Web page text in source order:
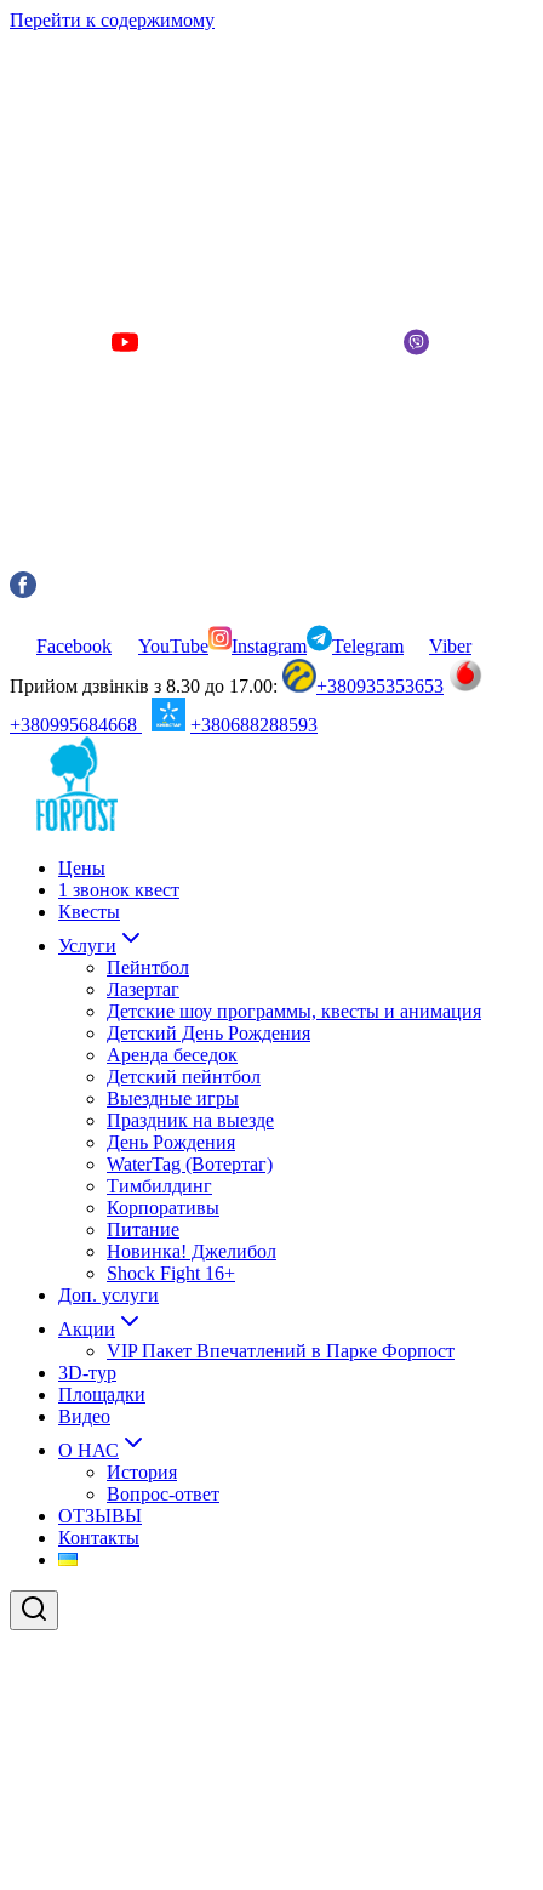
Перейти к содержимому
Facebook YouTube Instagram Telegram
Viber
Прийом дзвінків з 8.30 до 17.00:
+380935353653
+380995684668
+380688288593
Цены
1 звонок квест
Квесты
Услуги
Пейнтбол
Лазертаг
Детские шоу программы, квесты и анимация
Детский День Рождения
Аренда беседок
Детский пейнтбол
Выездные игры
Праздник на выезде
День Рождения
WaterTag (Вотертаг)
Тимбилдинг
Корпоративы
Питание
Новинка! Джелибол
Shock Fight 16+
Доп. услуги
Акции
VIP Пакет Впечатлений в Парке Форпост
3D-тур
Площадки
Видео
О НАС
История
Вопрос-ответ
ОТЗЫВЫ
Контакты